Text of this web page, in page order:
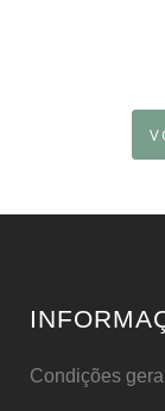
Condições